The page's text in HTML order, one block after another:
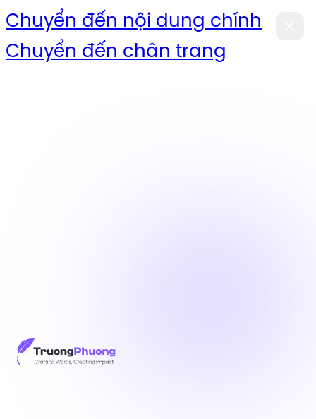
Chuyển đến nội dung chính
Chuyển đến chân trang